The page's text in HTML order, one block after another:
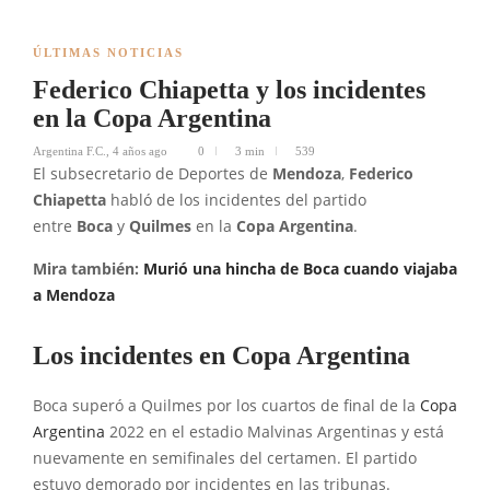
ÚLTIMAS NOTICIAS
Federico Chiapetta y los incidentes
en la Copa Argentina
Argentina F.C. 4 años ago 0 3 min 539
El subsecretario de Deportes de Mendoza, Federico
Chiapetta habló de los incidentes del partido
entre Boca y Quilmes en la Copa Argentina.
Mira también: Murió una hincha de Boca cuando viajaba
a Mendoza
Los incidentes en Copa Argentina
Boca superó a Quilmes por los cuartos de final de la Copa
Argentina 2022 en el estadio Malvinas Argentinas y está
nuevamente en semifinales del certamen. El partido
estuvo demorado por incidentes en las tribunas.